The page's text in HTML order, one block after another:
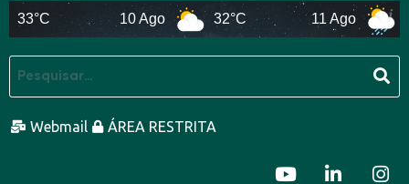
33°C 10 Ago 32°C 11 Ago
Webmail ÁREA RESTRITA